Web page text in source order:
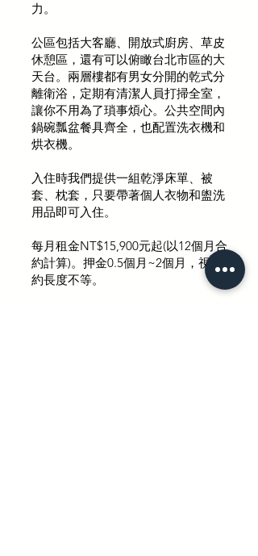
力。
​公區包括大客廳、開放式廚房、草皮
休憩區，還有可以俯瞰台北市區的大
天台。​兩層樓都有男女分開的乾式分
離衛浴，定期有清潔人員打掃全室，
讓你不用為了瑣事煩心。公共空間內
鍋碗瓢盆餐具齊全，也配置洗衣機和
烘衣機。
入住時我們提供一組乾淨床單、被
套、枕套，只要帶著個人衣物和盥洗
用品即可入住。
每月租金NT$15,900元起(以12個月合
約計算)。押金​0.5個月~2個月，視合
約長度不等。